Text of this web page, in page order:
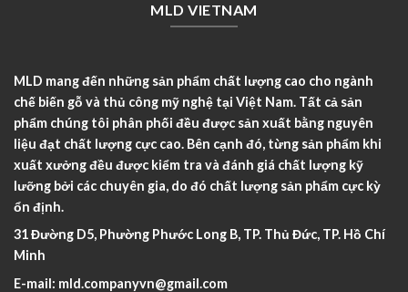
MLD VIETNAM
MLD mang đến những sản phẩm chất lượng cao cho ngành
chế biến gỗ và thủ công mỹ nghệ tại Việt Nam. Tất cả sản
phẩm chúng tôi phân phối đều được sản xuất bằng nguyên
liệu đạt chất lượng cực cao. Bên cạnh đó, từng sản phẩm khi
xuất xưởng đều được kiểm tra và đánh giá chất lượng kỹ
lưỡng bởi các chuyên gia, do đó chất lượng sản phẩm cực kỳ
ổn định.
31 Đường D5, Phường Phước Long B, TP. Thủ Đức, TP. Hồ Chí
Minh
E-mail: mld.companyvn@gmail.com